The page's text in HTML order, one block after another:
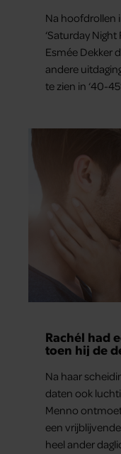
Na hoofdrollen
‘Saturday Night
Esmée Dekker
andere
te zien in ‘40-
alleen raakt,
denken zet.
Rachél had
toen hij de
Na haar
daten ook
Menno
een
heel ander